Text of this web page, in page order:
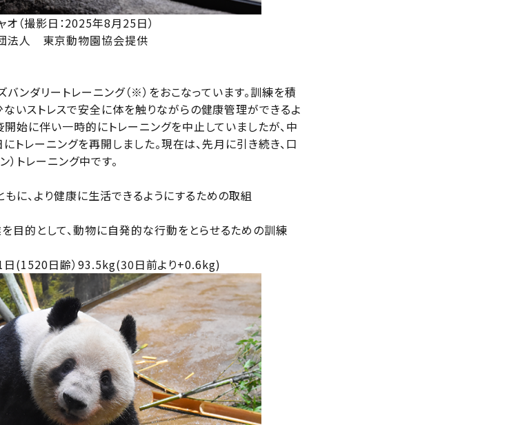
オ（撮影日：2025年8月25日）
法人 東京動物園協会提供
ンダリートレーニング（※）をおこなっています。訓練を積
ないストレスで安全に体を触りながらの健康管理ができるよ
開始に伴い一時的にトレーニングを中止していましたが、中
レーニングを再開しました。現在は、先月に引き続き、口
トレーニング中です。
に、より健康に生活できるようにするための取組
的として、動物に自発的な行動をとらせるための訓練
日(1520日齢）93.5kg(30日前より+0.6kg)